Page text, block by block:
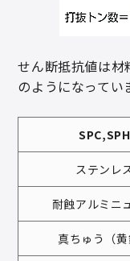
せん断抵抗値は材
のようになってい
SPC,SPH
ステンレ
耐蝕アルミニ
真ちゅう（黄